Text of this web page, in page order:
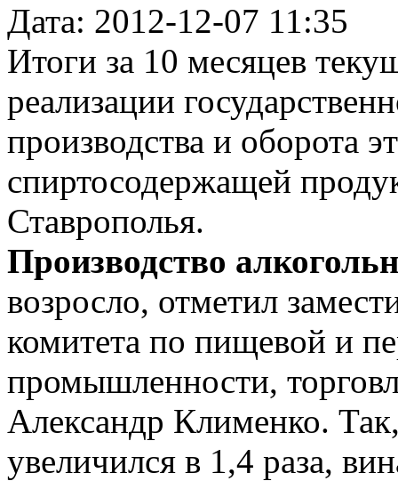
Дата: 2012-12-07 11:35
Итоги за 10 месяцев
реализации
производства и оборота
спиртосодержащей
Ставрополья.
Производство
возросло, отметил
комитета по пищевой и
промышленности,
Александр Клименко.
увеличился в 1,4 раза,